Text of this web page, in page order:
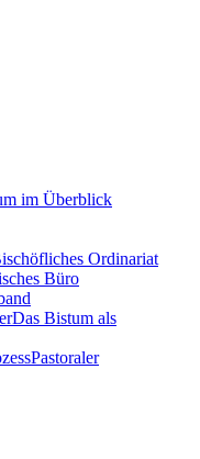
im Überblick
Ordinariat
Büro
Das Bistum als
Pastoraler